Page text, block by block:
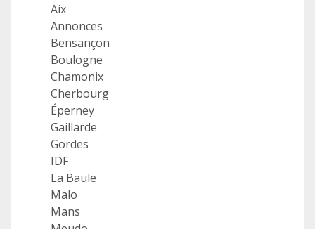
Aix
Annonces
Bensançon
Boulogne
Chamonix
Cherbourg
Éperney
Gaillarde
Gordes
IDF
La Baule
Malo
Mans